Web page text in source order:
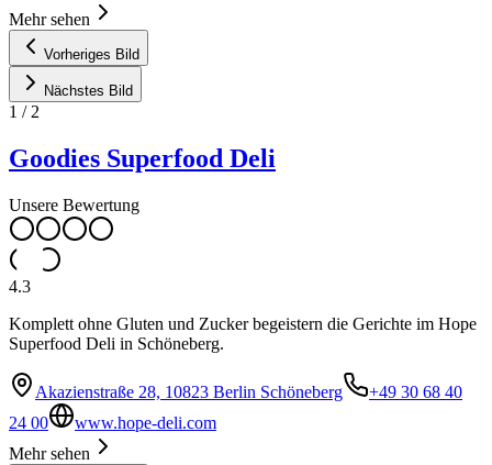
Mehr sehen
Vorheriges Bild
Nächstes Bild
1 / 2
Goodies Superfood Deli
Unsere Bewertung
4.3
Komplett ohne Gluten und Zucker begeistern die Gerichte im Hope
Superfood Deli in Schöneberg.
Akazienstraße 28, 10823 Berlin Schöneberg
+49 30 68 40
24 00
www.hope-deli.com
Mehr sehen